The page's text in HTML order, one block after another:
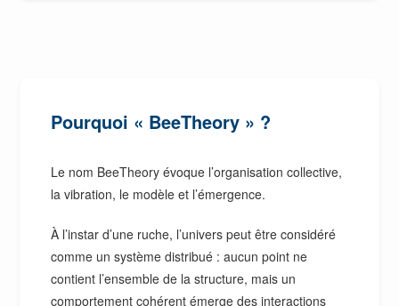
Pourquoi « BeeTheory » ?
Le nom BeeTheory évoque l’organisation collective,
la vibration, le modèle et l’émergence.
À l’instar d’une ruche, l’univers peut être considéré
comme un système distribué : aucun point ne
contient l’ensemble de la structure, mais un
comportement cohérent émerge des interactions